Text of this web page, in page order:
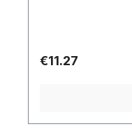
Regular price:
€11.27